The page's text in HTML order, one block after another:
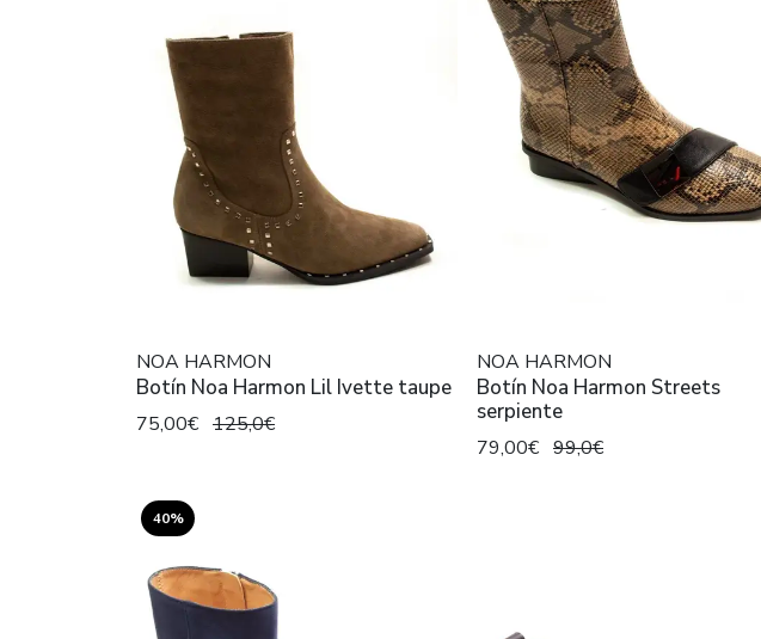
NOA HARMON
Botín Noa Harmon Lil Ivette taupe
75,00€ 125,0€
NOA HARMON
Botín Noa Harmon Streets
serpiente
79,00€ 99,0€
40%